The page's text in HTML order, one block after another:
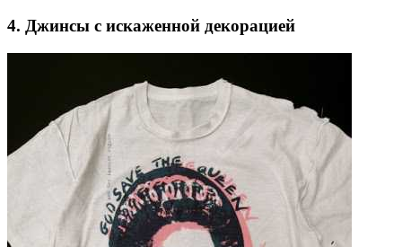
4. Джинсы с искаженной декорацией